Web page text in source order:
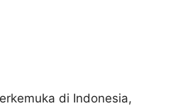
di Indonesia,